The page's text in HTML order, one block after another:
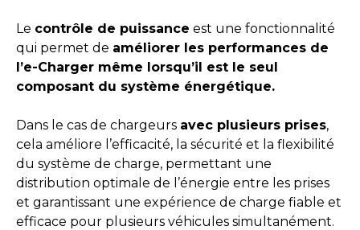
Le contrôle de puissance est une fonctionnalité
qui permet de améliorer les performances de
l’e-Charger même lorsqu’il est le seul
composant du système énergétique.
Dans le cas de chargeurs avec plusieurs prises,
cela améliore l’efficacité, la sécurité et la flexibilité
du système de charge, permettant une
distribution optimale de l’énergie entre les prises
et garantissant une expérience de charge fiable et
efficace pour plusieurs véhicules simultanément.